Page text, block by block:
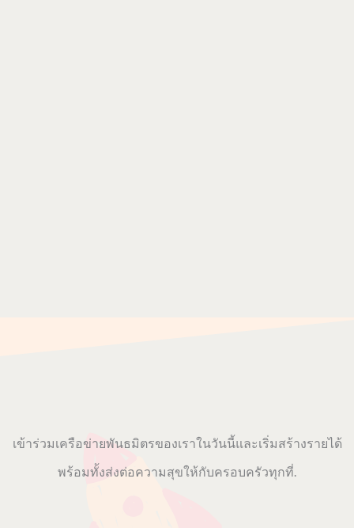
เข้าร่วมเครือข่ายพันธมิตรของเราในวันนี้และเริ่มสร้างรายได้
พร้อมทั้งส่งต่อความสุขให้กับครอบครัวทุกที่.